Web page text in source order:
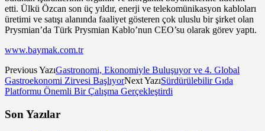
etti. Ülkü Özcan son üç yıldır, enerji ve telekomünikasyon kabloları
üretimi ve satışı alanında faaliyet gösteren çok uluslu bir şirket olan
Prysmian’da Türk Prysmian Kablo’nun CEO’su olarak görev yaptı.
www.baymak.com.tr
Previous YazıGastronomi, Ekonomiyle Buluşuyor ve 4. Global
Gastroekonomi Zirvesi BaşlıyorNext YazıSürdürülebilir Gıda
Platformu Önemli Bir Çalışma Gerçekleştirdi
Son Yazılar